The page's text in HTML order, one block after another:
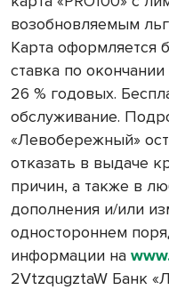
возобновляемым
Карта оформляется
ставка по
26 % годовых.
обслуживание.
«Левобережный»
отказать в выдаче
причин, а также в
дополнения и/или
одностороннем
информации на
2VtzqugztaW Банк